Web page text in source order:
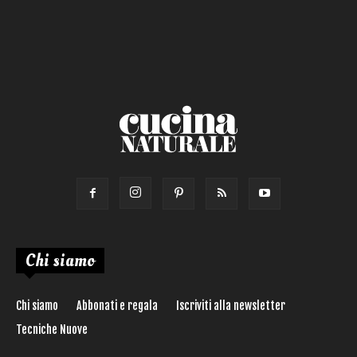
Chi siamo
Chi siamo Abbonati e regala
Iscriviti alla newsletter
Tecniche Nuove